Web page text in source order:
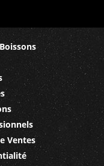
Ventes